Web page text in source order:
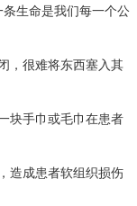
生命是我们每一个公
，很难将东西塞入其
块手巾或毛巾在患者
造成患者软组织损伤